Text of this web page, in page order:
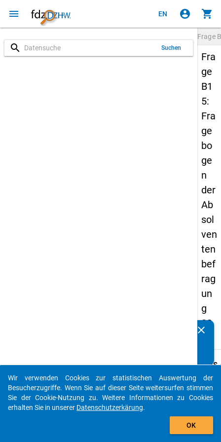
menu EN account_circle shopping_cart
search Suchen
Frage
Fra
ge
B1
5:
Fra
ge
bo
ge
n
der
Ab
sol
ven
ten
bef
rag
un
g
20
Details
B15
Wie
clear
auto_stories
add_shopping_cart
Wir verwenden Cookies zur statistischen Auswertung der
Besucherzugriffe. Wenn Sie auf dieser Seite weitersurfen stimmen
Sie der Cookie-Nutzung zu. Weitere Informationen zu Cookies
erhalten Sie in unserer Datenschutzerkärung.
OK